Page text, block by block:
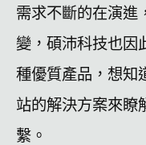
需求不斷的在演進
變，碩沛科技也因
種優質產品，想知
站的解決方案來瞭
繫。